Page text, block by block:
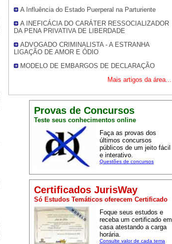
A Influência do Estado Puerperal na Parturiente
A INEFICÁCIA DO CARÁTER RESSOCIALIZADOR
DA PENA PRIVATIVA DE LIBERDADE
ADVOGADO CRIMINALISTA - A ESTRANHA
LIGAÇÃO DE AMOR E ÓDIO
MODELO DE EMBARGOS DE DECLARAÇÃO
Mais artigos da área...
Provas de Concursos
Teste seus conhecimentos online
Faça as provas dos
últimos concursos
públicos de um jeito fácil
e interativo.
Questões de concursos
Certificados JurisWay
Só Estudos Temáticos oferecem Certificado
Foque seus estudos e
receba um certificado em
casa atestando a carga
horária.
Consulte valor de cada tema